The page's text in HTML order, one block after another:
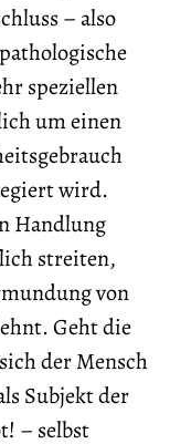
– also
speziellen
um einen
wird.
Handlung
streiten,
von
Geht die
der Mensch
Subjekt der
– selbst